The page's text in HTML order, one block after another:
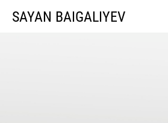
SAYAN BAIGALIYEV